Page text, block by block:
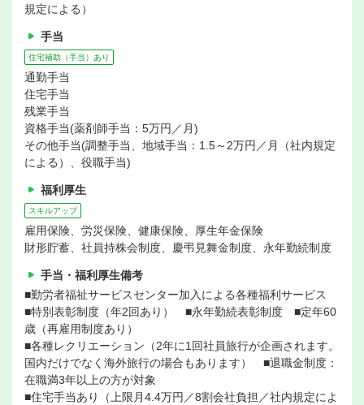
規定による）
手当
住宅補助（手当）あり
通勤手当
住宅手当
残業手当
資格手当(薬剤師手当：5万円／月)
その他手当(調整手当、地域手当：1.5～2万円／月（社内規定
による）、役職手当)
福利厚生
スキルアップ
雇用保険、労災保険、健康保険、厚生年金保険
財形貯蓄、社員持株会制度、慶弔見舞金制度、永年勤続制度
手当・福利厚生備考
■勤労者福祉サービスセンター加入による各種福利サービス
■特別表彰制度（年2回あり） ■永年勤続表彰制度 ■定年60
歳（再雇用制度あり）
■各種レクリエーション（2年に1回社員旅行が企画されます。
国内だけでなく海外旅行の場合もあります） ■退職金制度：
在職満3年以上の方が対象
■住宅手当あり（上限月4.4万円／8割会社負担／社内規定によ